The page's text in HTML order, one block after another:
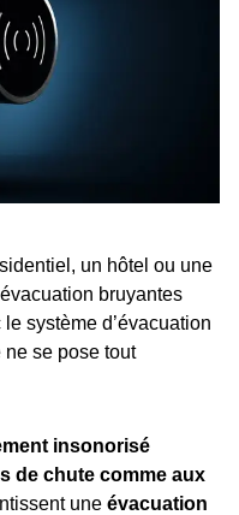
un hôtel ou une
bruyantes
système d’évacuation
se pose tout
insonorisé
de chute comme aux
une évacuation